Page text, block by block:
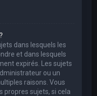
dans lesquels les
et dans lesquels
expirés. Les sujets
ou un
raisons. Vous
propres sujets, si cela